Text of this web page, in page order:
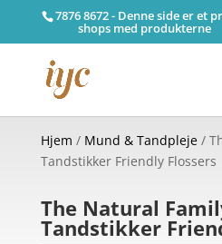
7876 8672 - Denne side er et
shops med produkterne
Hjem / Mund & Tandpleje/
Tandstikker Friendly Flossers
The Natural
Tandstikker